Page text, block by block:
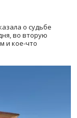
о судьбе
во вторую
и кое-что